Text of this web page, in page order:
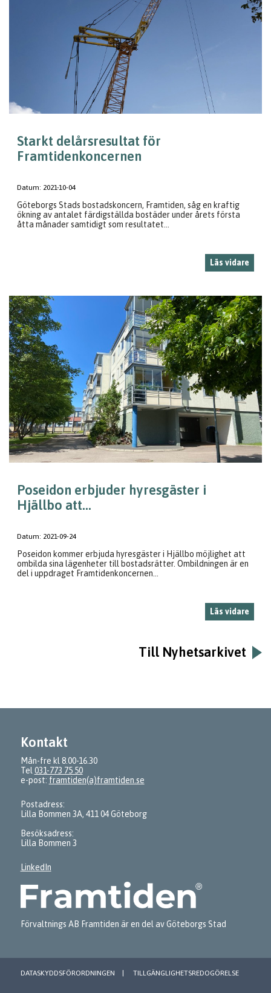
Starkt delårsresultat för
Framtidenkoncernen
Datum: 2021-10-04
Göteborgs Stads bostadskoncern, Framtiden, såg en kraftig
ökning av antalet färdigställda bostäder under årets första
åtta månader samtidigt som resultatet...
Läs vidare
Poseidon erbjuder hyresgäster i
Hjällbo att...
Datum: 2021-09-24
Poseidon kommer erbjuda hyresgäster i Hjällbo möjlighet att
ombilda sina lägenheter till bostadsrätter. Ombildningen är en
del i uppdraget Framtidenkoncernen...
Läs vidare
Till Nyhetsarkivet
Kontakt
Mån-fre kl 8.00-16.30
Tel 031-773 75 50
e-post: framtiden(a)framtiden.se
Postadress:
Lilla Bommen 3A, 411 04 Göteborg
Besöksadress:
Lilla Bommen 3
LinkedIn
Förvaltnings AB Framtiden är en del av Göteborgs Stad
DATASKYDDSFÖRORDNINGEN TILLGÄNGLIGHETSREDOGÖRELSE